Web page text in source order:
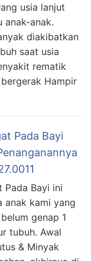
usia lanjut
anak-anak.
diakibatkan
saat usia
rematik
Hampir
Pada Bayi
Pada Bayi ini
anak kami yang
genap 1
tubuh. Awal
& Minyak